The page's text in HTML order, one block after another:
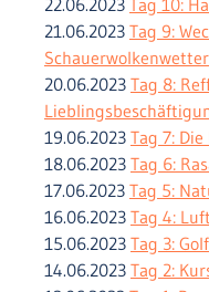
22.06.2023 Tag 10:
21.06.2023 Tag 9:
Schauerwolkenwetter
20.06.2023 Tag 8:
19.06.2023 Tag 7:
18.06.2023 Tag 6:
17.06.2023 Tag 5:
16.06.2023 Tag 4:
15.06.2023 Tag 3:
14.06.2023 Tag 2: